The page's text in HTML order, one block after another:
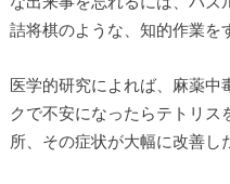
詰将棋のような、知的作業を
医学的研究によれば、麻薬中
クで不安になったらテトリス
所、その症状が大幅に改善し